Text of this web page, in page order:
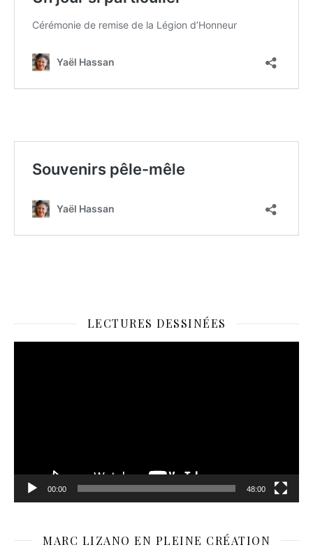
LECTURES DESSINÉES
00:00 48:00
MARC LIZANO EN PLEINE CRÉATION